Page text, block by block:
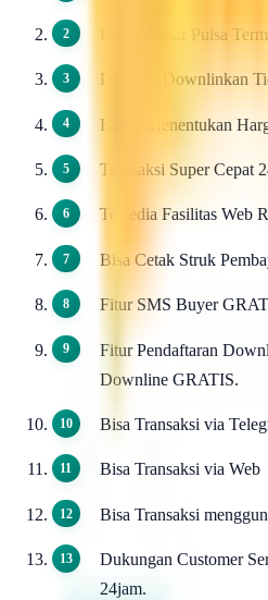
Harga Dasar Pulsa
Dapat di Downlinkan
Bebas Menentukan
Transaksi Super Cepat
Tersedia Fasilitas Web
Bisa Cetak Struk
Fitur SMS Buyer
Fitur Pendaftaran
Downline GRATIS.
Bisa Transaksi via
Bisa Transaksi via Web
Bisa Transaksi
Dukungan Customer
24jam.